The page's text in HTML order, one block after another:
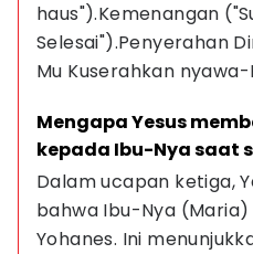
haus").Kemenangan
Selesai").Penyerahan
Mu Kuserahkan nyawa-
Mengapa Yesus
kepada Ibu-Nya saat
Dalam ucapan ketiga,
bahwa Ibu-Nya
Yohanes. Ini